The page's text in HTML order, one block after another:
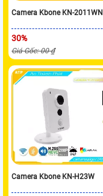
Camera Kbone KN-2011WN
30%
Giá Gốc: 00 ₫
Camera Kbone KN-H23W